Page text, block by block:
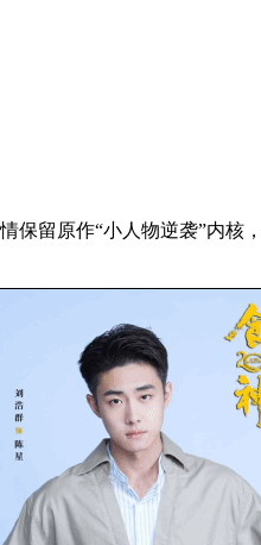
情保留原作“小人物逆袭”内